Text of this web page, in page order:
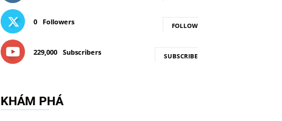
0 Followers FOLLOW
229,000 Subscribers SUBSCRIBE
KHÁM PHÁ